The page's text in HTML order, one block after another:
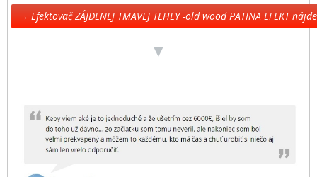
→ Efektovač ZÁJDENEJ TMAVEJ TEHLY -old wood PATINA EFEKT
▼